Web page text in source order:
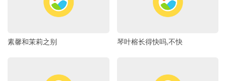
素馨和茉莉之别 琴叶榕长得快吗,不快